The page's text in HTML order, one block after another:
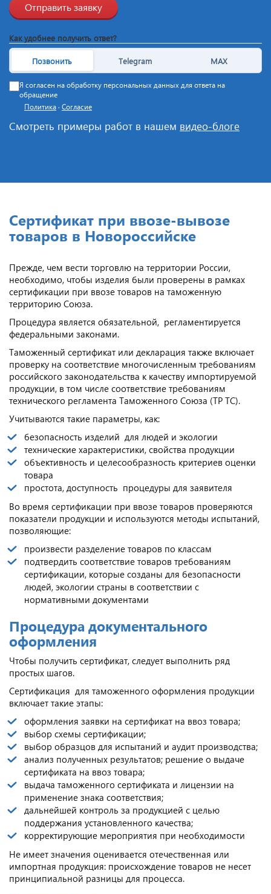
Отправить заявку
Как удобнее получить ответ?
Позвонить Telegram MAX
Я согласен на обработку персональных данных для ответа на
обращение
Политика · Согласие
Смотреть примеры работ в нашем видео-блоге
Cертификат при ввозе-вывозе
товаров в Новороссийске
Прежде, чем вести торговлю на территории России,
необходимо, чтобы изделия были проверены в рамках
сертификации при ввозе товаров на таможенную
территорию Союза.
Процедура является обязательной, регламентируется
федеральными законами.
Таможенный сертификат или декларация также включает
проверку на соответствие многочисленным требованиям
российского законодательства к качеству импортируемой
продукции, в том числе соответствие требованиям
технического регламента Таможенного Союза (ТР ТС).
Учитываются такие параметры, как:
безопасность изделий для людей и экологии
технические характеристики, свойства продукции
объективность и целесообразность критериев оценки
товара
простота, доступность процедуры для заявителя
Во время сертификации при ввозе товаров проверяются
показатели продукции и используются методы испытаний,
позволяющие:
произвести разделение товаров по классам
подтвердить соответствие товаров требованиям
сертификации, которые созданы для безопасности
людей, экологии страны в соответствии с
нормативными документами
Процедура документального
оформления
Чтобы получить сертификат, следует выполнить ряд
простых шагов.
Сертификация для таможенного оформления продукции
включает такие этапы:
оформления заявки на сертификат на ввоз товара;
выбор схемы сертификации;
выбор образцов для испытаний и аудит производства;
анализ полученных результатов; решение о выдаче
сертификата на ввоз товара;
выдача таможенного сертификата и лицензии на
применение знака соответствия;
дальнейшей контроль за продукцией с целью
поддержания установленного качества;
корректирующие мероприятия при необходимости
Не имеет значения оценивается отечественная или
импортная продукция: происхождение товаров не несет
принципиальной разницы для процесса.